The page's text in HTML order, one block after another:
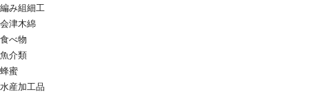
編み組細工
会津木綿
食べ物
魚介類
蜂蜜
水産加工品